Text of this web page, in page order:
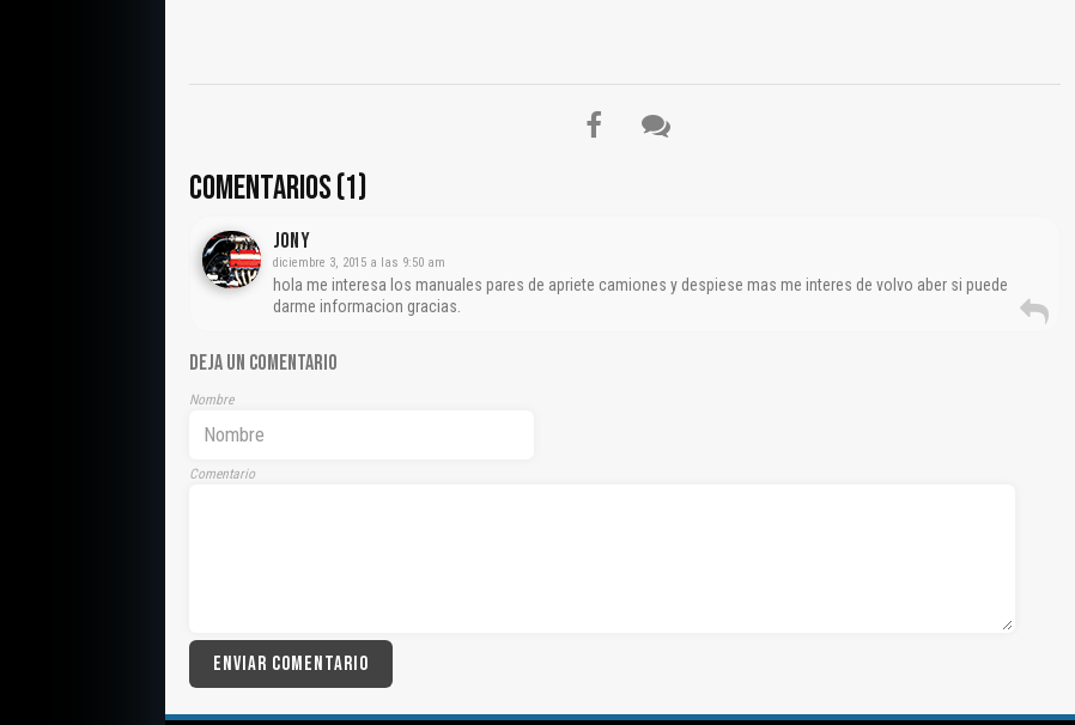
COMENTARIOS (1)
Jony
diciembre 3, 2015 a las 9:50 am
hola me interesa los manuales pares de apriete camiones y despiese mas me interes de volvo aber si puede
darme informacion gracias.
DEJA UN COMENTARIO
Nombre
Comentario